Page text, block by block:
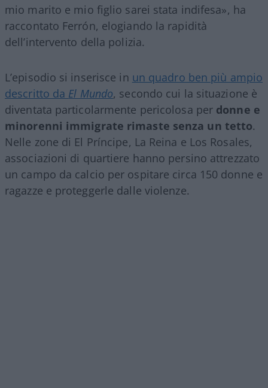
mio marito e mio figlio sarei stata indifesa», ha
raccontato Ferrón, elogiando la rapidità
dell’intervento della polizia.
L’episodio si inserisce in un quadro ben più ampio
descritto da El Mundo, secondo cui la situazione è
diventata particolarmente pericolosa per donne e
minorenni immigrate rimaste senza un tetto.
Nelle zone di El Príncipe, La Reina e Los Rosales,
associazioni di quartiere hanno persino attrezzato
un campo da calcio per ospitare circa 150 donne e
ragazze e proteggerle dalle violenze.